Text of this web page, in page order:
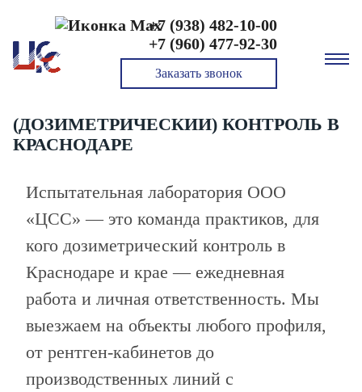
+7 (938) 482-10-00
+7 (960) 477-92-30
Заказать звонок
Главная Радиационный контроль
Радиационный (дозиметрический) контроль
(ДОЗИМЕТРИЧЕСКИЙ) КОНТРОЛЬ В
КРАСНОДАРЕ
Испытательная лаборатория ООО
«ЦСС» — это команда практиков, для
кого дозиметрический контроль в
Краснодаре и крае — ежедневная
работа и личная ответственность. Мы
выезжаем на объекты любого профиля,
от рентген‑кабинетов до
производственных линий с